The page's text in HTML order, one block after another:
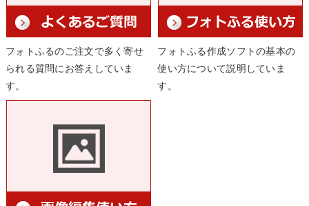
フォトふるのご注文で多く寄せ
られる質問にお答えしていま
す。
フォトふる作成ソフトの基本の
使い方について説明していま
す。